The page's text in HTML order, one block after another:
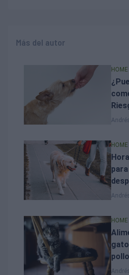
Más del autor
HOME
HOME
HOME
pollo